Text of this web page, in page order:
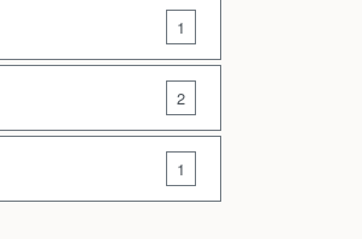
1
2
1